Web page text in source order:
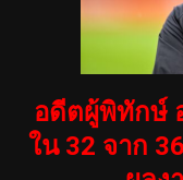
อดีตผู้พิทักษ์
ใน 32 จาก